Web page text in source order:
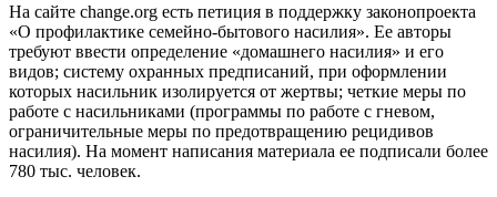
На сайте change.org есть петиция в поддержку законопроекта
«О профилактике семейно-бытового насилия». Ее авторы
требуют ввести определение «домашнего насилия» и его
видов; систему охранных предписаний, при оформлении
которых насильник изолируется от жертвы; четкие меры по
работе с насильниками (программы по работе с гневом,
ограничительные меры по предотвращению рецидивов
насилия). На момент написания материала ее подписали более
780 тыс. человек.